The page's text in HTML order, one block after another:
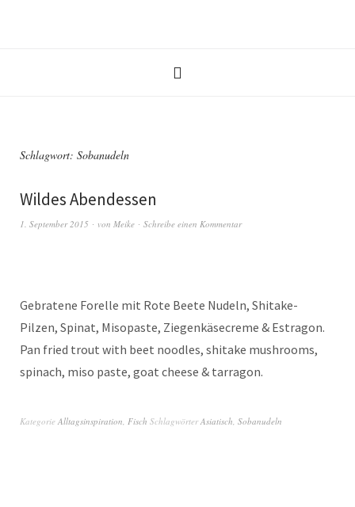
Schlagwort: Sobanudeln
Wildes Abendessen
1. September 2015 von Meike Schreibe einen Kommentar
Gebratene Forelle mit Rote Beete Nudeln, Shitake-
Pilzen, Spinat, Misopaste, Ziegenkäsecreme & Estragon.
Pan fried trout with beet noodles, shitake mushrooms,
spinach, miso paste, goat cheese & tarragon.
Kategorie Alltagsinspiration, Fisch SchlagwörterAsiatisch, Sobanudeln